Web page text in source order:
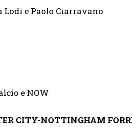
Lodi e Paolo Ciarravano
e NOW
CITY-NOTTINGHAM